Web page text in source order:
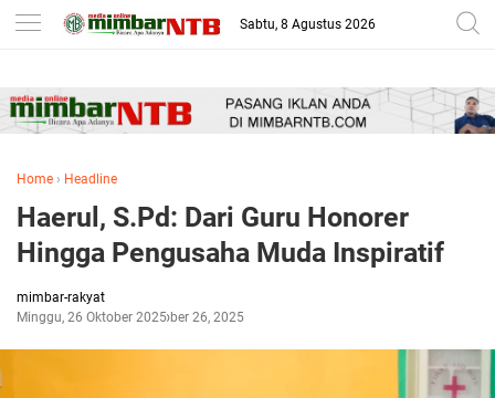
-->
Sabtu, 8 Agustus 2026
Home › Headline
Haerul, S.Pd: Dari Guru Honorer
Hingga Pengusaha Muda Inspiratif
mimbar-rakyat
Minggu, 26 Oktober 2025Oktober 26, 2025